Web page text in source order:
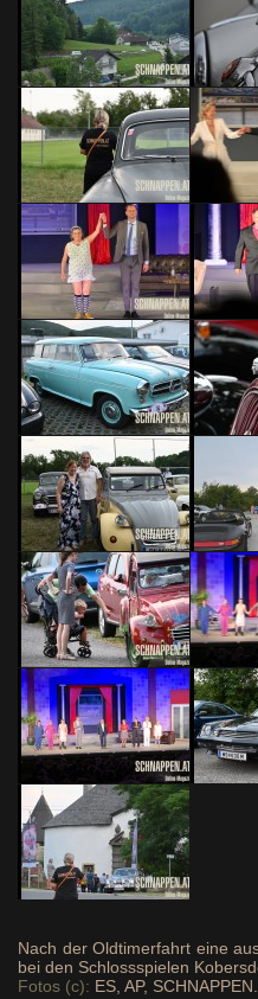
Nach der Oldtimerfahrt eine
bei den Schlossspielen
Fotos (c): ES, AP,